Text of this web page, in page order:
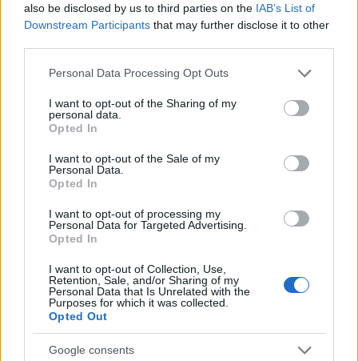
also be disclosed by us to third parties on the IAB’s List of
Downstream Participants that may further disclose it to other
Please note that this website/app uses one or more Google
not limited to your visit or usage behaviour. You may click to
grant or deny consent to Google and its third-party tags to
use your data for below specified purposes in below Google
consent section.
Personal Data Processing Opt Outs
I want to opt-out of the Sharing of my
personal data.
Opted In
I want to opt-out of the Sale of my
Personal Data.
Opted In
I want to opt-out of processing my
Personal Data for Targeted Advertising.
Opted In
I want to opt-out of Collection, Use,
Retention, Sale, and/or Sharing of my
Personal Data that Is Unrelated with the
Purposes for which it was collected.
Opted Out
Google consents
eficiência
Rafael Oliveira · 7 ago 2026
MOEDAS CRIPTOGRÁFICAS